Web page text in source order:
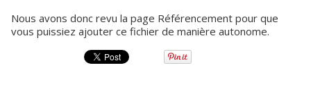
Nous avons donc revu la page Référencement pour que
vous puissiez ajouter ce fichier de manière autonome.